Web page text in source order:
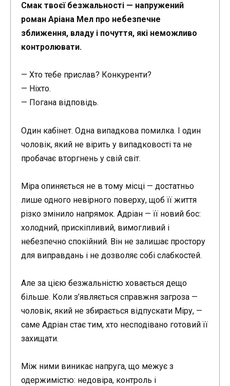
Смак твоєї безжальності — напружений
роман Аріана Мел про небезпечне
зближення, владу і почуття, які неможливо
контролювати.
— Хто тебе прислав? Конкуренти?
— Ніхто.
— Погана відповідь.
Один кабінет. Одна випадкова помилка. І один
чоловік, який не вірить у випадковості та не
пробачає вторгнень у свій світ.
Міра опиняється не в тому місці — достатньо
лише одного невірного поверху, щоб її життя
різко змінило напрямок. Адріан — її новий бос:
холодний, прискіпливий, вимогливий і
небезпечно спокійний. Він не залишає простору
для виправдань і не дозволяє собі слабкостей.
Але за цією безжальністю ховається дещо
більше. Коли з’являється справжня загроза —
чоловік, який не збирається відпускати Міру, —
саме Адріан стає тим, хто несподівано готовий її
захищати.
Між ними виникає напруга, що межує з
одержимістю: недовіра, контроль і